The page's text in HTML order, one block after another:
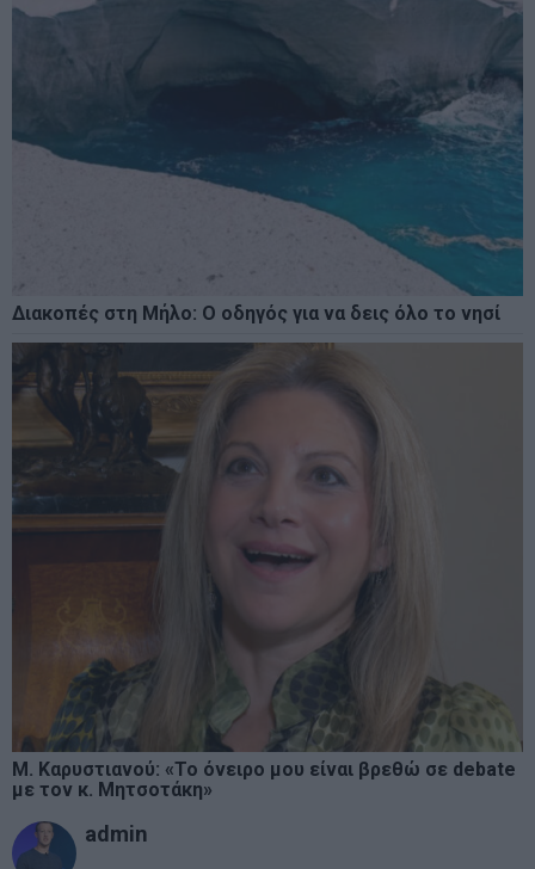
Διακοπές στη Μήλο: Ο οδηγός για να δεις όλο το νησί
Μ. Καρυστιανού: «Το όνειρο μου είναι βρεθώ σε debate
με τον κ. Μητσοτάκη»
admin